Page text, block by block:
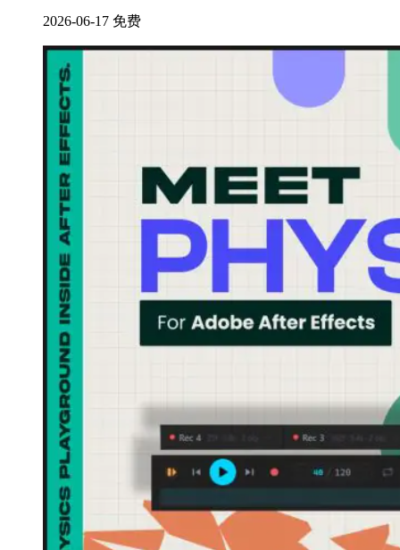
2026-06-17 免费